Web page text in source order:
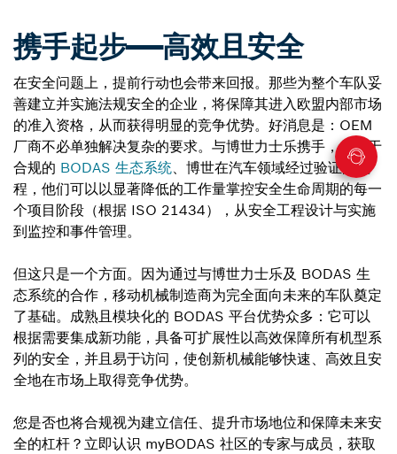
携手起步——高效且安全
在安全问题上，提前行动也会带来回报。那些为整个车队妥
善建立并实施法规安全的企业，将保障其进入欧盟内部市场
的准入资格，从而获得明显的竞争优势。好消息是：OEM
厂商不必单独解决复杂的要求。与博世力士乐携手，借助于
合规的 BODAS 生态系统 、博世在汽车领域经过验证的流
程，他们可以以显著降低的工作量掌控安全生命周期的每一
个项目阶段（根据 ISO 21434），从安全工程设计与实施
到监控和事件管理。
但这只是一个方面。因为通过与博世力士乐及 BODAS 生
态系统的合作，移动机械制造商为完全面向未来的车队奠定
了基础。成熟且模块化的 BODAS 平台优势众多：它可以
根据需要集成新功能，具备可扩展性以高效保障所有机型系
列的安全，并且易于访问，使创新机械能够快速、高效且安
全地在市场上取得竞争优势。
您是否也将合规视为建立信任、提升市场地位和保障未来安
全的杠杆？立即认识 myBODAS 社区的专家与成员，获取